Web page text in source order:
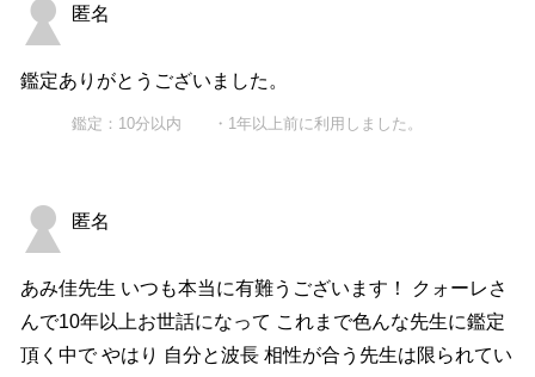
匿名
鑑定ありがとうございました。
鑑定：10分以内 ・1年以上前に利用しました。
匿名
あみ佳先生 いつも本当に有難うございます！ クォーレさ
んで10年以上お世話になって これまで色んな先生に鑑定
頂く中で やはり 自分と波長 相性が合う先生は限られてい